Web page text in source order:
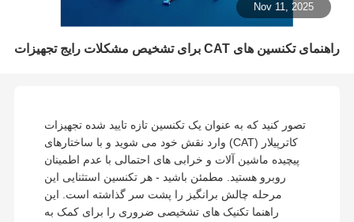
Nov 11, 2025
راهنمای تکنسین های CAT برای تشخیص مشکلات رایج تجهیزات
تصور کنید که به عنوان یک تکنسین تازه تایید شده تجهیزات
کاترپیلار (CAT) وارد نقش خود می شوید و با ساختارهای
پیچیده ماشین آلات و خرابی های احتمالی با عدم اطمینان
روبرو هستید. مطمئن باشید - هر تکنسین استثنایی این
مرحله چالش برانگیز را پشت سر گذاشته است. این
راهنما تکنیک های تشخیصی ضروری را برای کمک به